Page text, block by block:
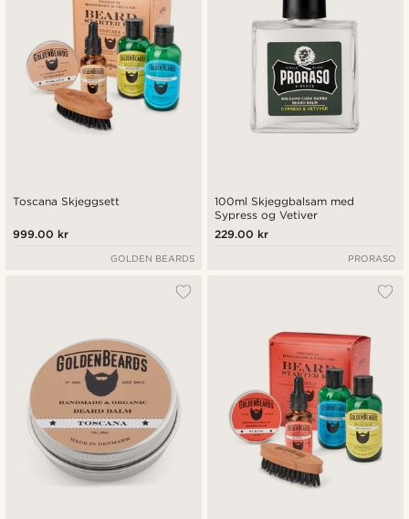
Toscana Skjeggsett
999.00 kr
GOLDEN BEARDS
100ml Skjeggbalsam med
Sypress og Vetiver
229.00 kr
PRORASO